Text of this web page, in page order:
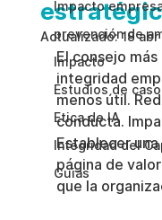
Impacto
prevención de
Impacto
Estudios de caso
Etica de IA
Integridad del
Guias
Actualizado:18 abr
El consejo
integridad
menos útil.
conducta.
Establecer
página de
que la